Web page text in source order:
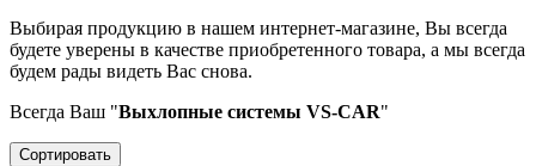
Выбирая продукцию в нашем интернет-магазине, Вы всегда
будете уверены в качестве приобретенного товара, а мы всегда
будем рады видеть Вас снова.
Всегда Ваш "Выхлопные системы VS-CAR"
Сортировать